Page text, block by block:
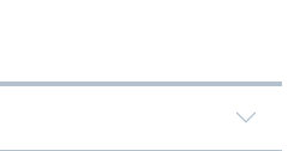
In­for­ma­tio­nen